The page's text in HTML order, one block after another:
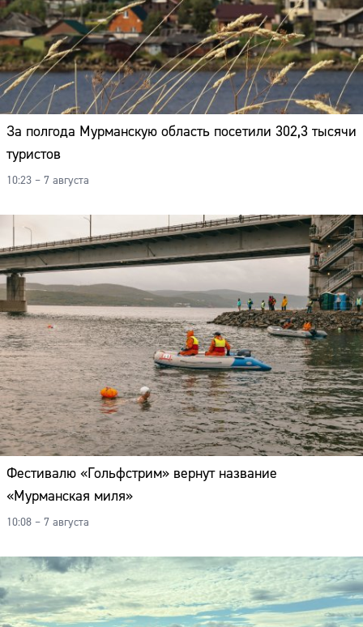
За полгода Мурманскую область посетили 302,3 тысячи
туристов
10:23 – 7 августа
Фестивалю «Гольфстрим» вернут название
«Мурманская миля»
10:08 – 7 августа
Адрес:
Телефон: